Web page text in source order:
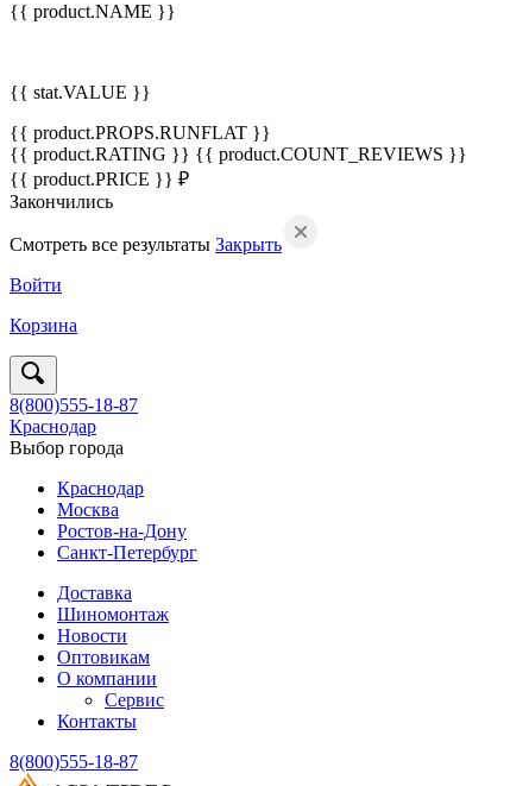
{{ product.NAME }}
{{ stat.VALUE }}
{{ product.PROPS.RUNFLAT }}
{{ product.RATING }} {{ product.COUNT_REVIEWS }}
{{ product.PRICE }} ₽
Закончились
Смотреть все результаты Закрыть
Войти
Корзина
8(800)555-18-87
Краснодар
Выбор города
Краснодар
Москва
Ростов-на-Дону
Санкт-Петербург
Доставка
Шиномонтаж
Новости
Оптовикам
О компании
Сервис
Контакты
8(800)555-18-87